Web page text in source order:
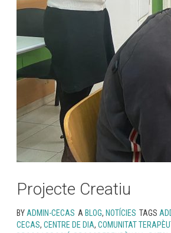
Projecte Creatiu
BY ADMIN-CECAS A BLOG, NOTÍCIES TAGS
CECAS, CENTRE DE DIA, COMUNITAT